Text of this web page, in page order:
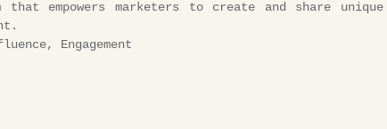
that empowers marketers to create and share unique
Engagement